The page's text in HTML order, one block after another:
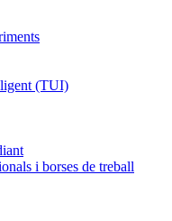
(TUI)
i borses de treball